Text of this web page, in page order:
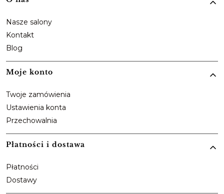
Nasze salony
Kontakt
Blog
Moje konto
Twoje zamówienia
Ustawienia konta
Przechowalnia
Płatności i dostawa
Płatności
Dostawy